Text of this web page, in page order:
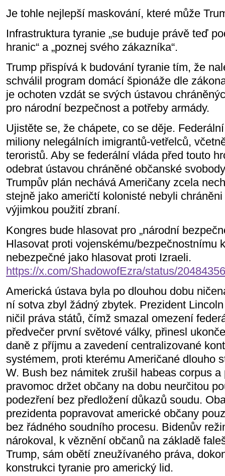
Je tohle nejlepší maskování, které může
Infrastruktura tyranie „se buduje právě teď
hranic“ a „poznej svého zákazníka“.
Trump přispívá k budování tyranie tím, že
schválil program domácí špionáže dle
je ochoten vzdát se svých ústavou
pro národní bezpečnost a potřeby armády.
Ujistěte se, že chápete, co se děje.
miliony nelegálních imigrantů-vetřelců,
teroristů. Aby se federální vláda před touto
odebrat ústavou chráněné občanské
Trumpův plán nechává Američany zcela
stejně jako američtí kolonisté nebyli
výjimkou použití zbraní.
Kongres bude hlasovat pro „národní
Hlasovat proti vojenskému/bezpečnostnímu
nebezpečné jako hlasovat proti Izraeli.
https://x.com/ShadowofEzra/status/
Americká ústava byla po dlouhou dobu
ní sotva zbyl žádný zbytek. Prezident
ničil práva států, čímž smazal omezení
předvečer první světové války, přinesl
daně z příjmu a zavedení centralizované
systémem, proti kterému Američané dlouho
W. Bush bez námitek zrušil habeas corpus
pravomoc držet občany na dobu neurčitou
podezření bez předložení důkazů soudu.
prezidenta popravovat americké občany
bez řádného soudního procesu. Bidenův
nárokoval, k věznění občanů na základě
Trump, sám obětí zneužívaného práva,
konstrukci tyranie pro americký lid.